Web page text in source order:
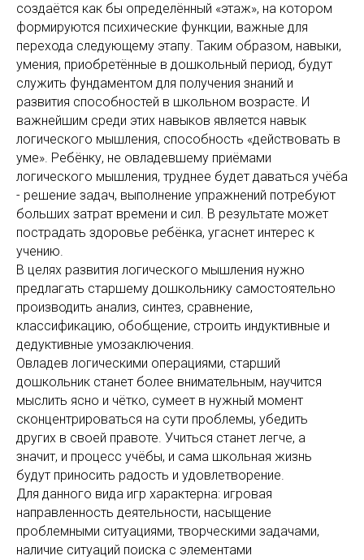
создаётся как бы определённый «этаж», на котором
формируются психические функции, важные для
перехода следующему этапу. Таким образом, навыки,
умения, приобретённые в дошкольный период, будут
служить фундаментом для получения знаний и
развития способностей в школьном возрасте. И
важнейшим среди этих навыков является навык
логического мышления, способность «действовать в
уме». Ребёнку, не овладевшему приёмами
логического мышления, труднее будет даваться учёба
- решение задач, выполнение упражнений потребуют
больших затрат времени и сил. В результате может
пострадать здоровье ребёнка, угаснет интерес к
учению.
В целях развития логического мышления нужно
предлагать старшему дошкольнику самостоятельно
производить анализ, синтез, сравнение,
классификацию, обобщение, строить индуктивные и
дедуктивные умозаключения.
Овладев логическими операциями, старший
дошкольник станет более внимательным, научится
мыслить ясно и чётко, сумеет в нужный момент
сконцентрироваться на сути проблемы, убедить
других в своей правоте. Учиться станет легче, а
значит, и процесс учёбы, и сама школьная жизнь
будут приносить радость и удовлетворение.
Для данного вида игр характерна: игровая
направленность деятельности, насыщение
проблемными ситуациями, творческими задачами,
наличие ситуаций поиска с элементами